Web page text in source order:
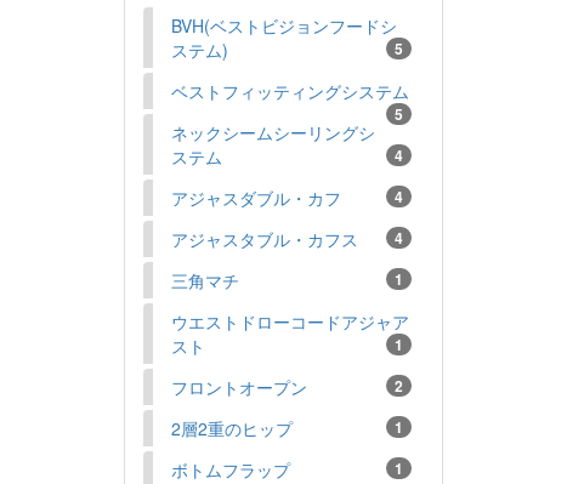
BVH(ベストビジョンフードシ
ステム)
5
ベストフィッティングシステム
5
ネックシームシーリングシ
ステム
4
アジャスダブル・カフ 4
アジャスタブル・カフス 4
三角マチ 1
ウエストドローコードアジャア
スト
1
フロントオープン 2
2層2重のヒップ 1
ボトムフラップ 1